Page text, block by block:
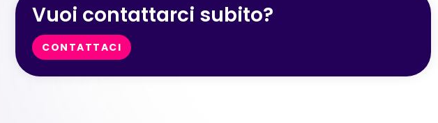
Vuoi contattarci subito?
CONTATTACI